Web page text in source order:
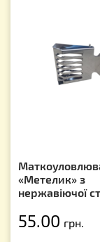
«Метелик» з
нержавіючої
55.00 грн.